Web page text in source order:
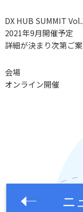
DX HUB SUMMIT
2021年9月開催予定
詳細が決まり次第ご
会場
オンライン開催
ニ